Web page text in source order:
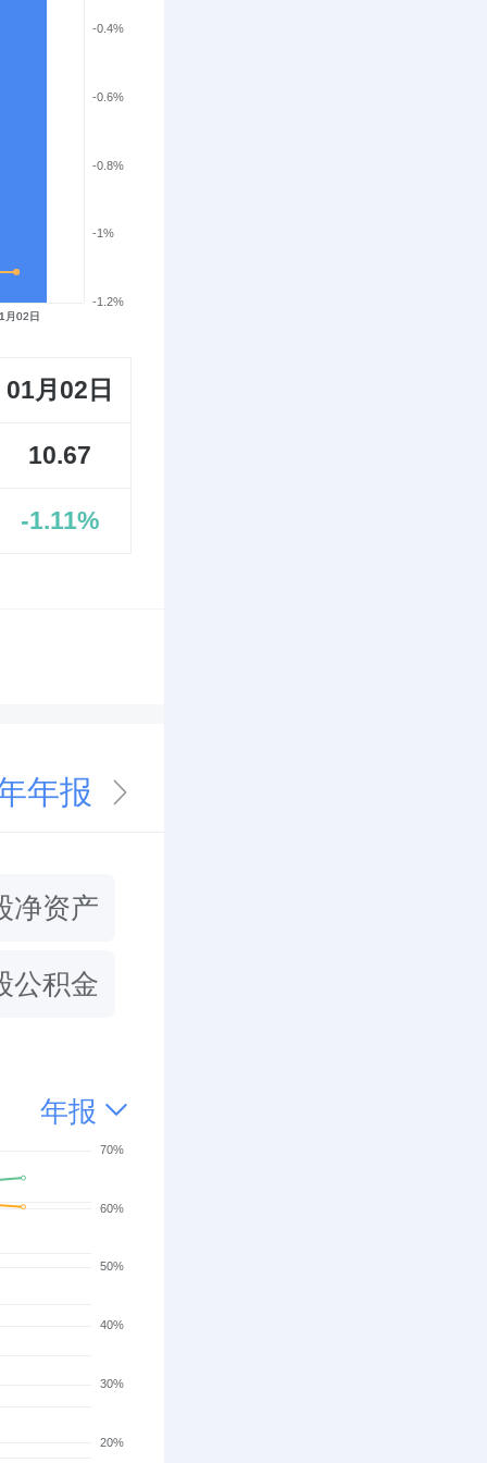
01月02日
10.67
-1.11%
年报
净资产
公积金
年报